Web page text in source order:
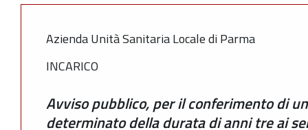
Azienda Unità Sanitaria Locale di Parma
INCARICO
Avviso pubblico, per il conferimento di
determinato della durata di anni tre ai